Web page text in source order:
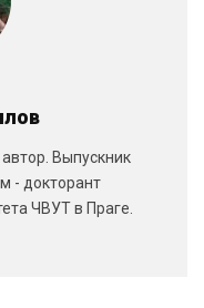
Выпускник
- докторант
ЧВУТ в Праге.